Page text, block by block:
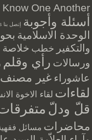
Know One Another
أسئلة وأجوبة إتصل بنا Contact us
الوحدة الاسلامية
والتكفير خطب خلاصة
ورسالات رأي وقلم
عاشوراء غير مصنف
لقاءات لقاء الاخوة
قلّ ودلّ
محاضرات مسائل